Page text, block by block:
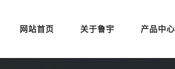
网站首页 关于鲁宇 产品中心